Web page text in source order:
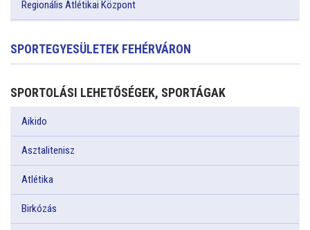
Regionális Atlétikai Központ
SPORTEGYESÜLETEK FEHÉRVÁRON
SPORTOLÁSI LEHETŐSÉGEK, SPORTÁGAK
Aikido
Asztalitenisz
Atlétika
Birkózás